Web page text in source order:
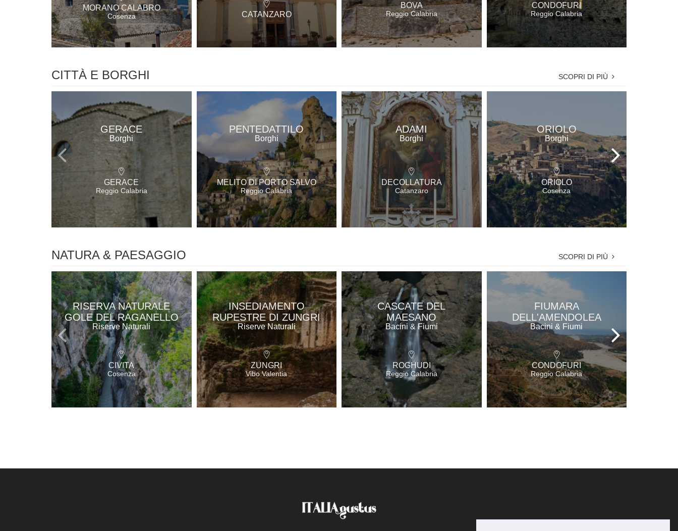
MORANO CALABRO
Cosenza CATANZARO
BOVA
Reggio Calabria
CONDOFURI
Reggio Calabria
CITTÀ E BORGHI SCOPRI DI PIÙ
GERACE
Borghi
GERACE
Reggio Calabria
PENTEDATTILO
Borghi
MELITO DI PORTO SALVO
Reggio Calabria
ADAMI
Borghi
DECOLLATURA
Catanzaro
ORIOLO
Borghi
ORIOLO
Cosenza
NATURA & PAESAGGIO SCOPRI DI PIÙ
RISERVA NATURALE
GOLE DEL RAGANELLO
Riserve Naturali
CIVITA
Cosenza
INSEDIAMENTO
RUPESTRE DI ZUNGRI
Riserve Naturali
ZUNGRI
Vibo Valentia
CASCATE DEL
MAESANO
Bacini & Fiumi
ROGHUDI
Reggio Calabria
FIUMARA
DELL'AMENDOLEA
Bacini & Fiumi
CONDOFURI
Reggio Calabria